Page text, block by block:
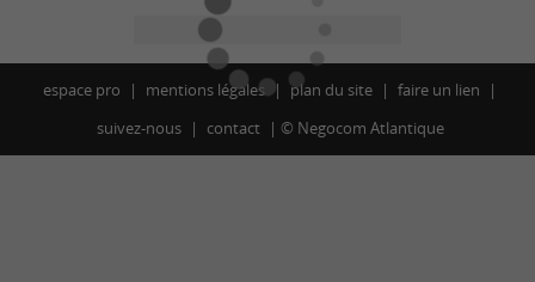
espace pro mentions légales plan du site
faire un lien
suivez-nous
contact © Negocom Atlantique